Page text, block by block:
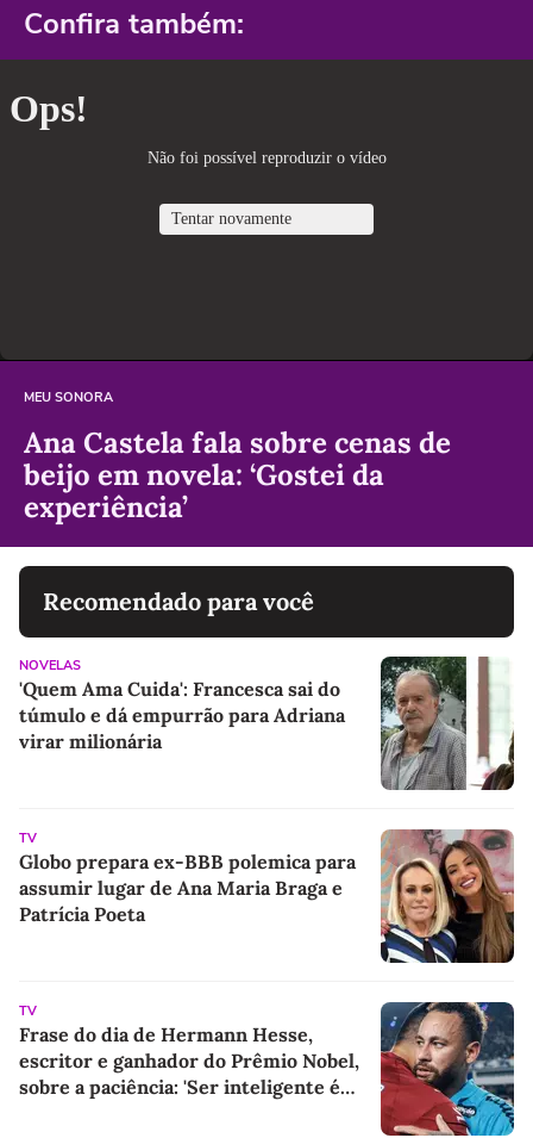
Confira também:
MEU SONORA
Ana Castela fala sobre cenas de
beijo em novela: ‘Gostei da
experiência’
Recomendado para você
NOVELAS
'Quem Ama Cuida': Francesca sai do
túmulo e dá empurrão para Adriana
virar milionária
TV
Globo prepara ex-BBB polemica para
assumir lugar de Ana Maria Braga e
Patrícia Poeta
TV
Frase do dia de Hermann Hesse,
escritor e ganhador do Prêmio Nobel,
sobre a paciência: 'Ser inteligente é